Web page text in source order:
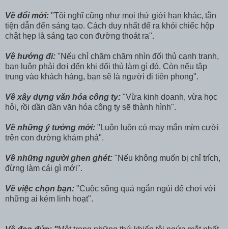
Về đổi mới: "Tôi nghĩ cũng như mọi thứ giới hạn khác, tằn
tiện dẫn đến sáng tạo. Cách duy nhất để ra khỏi chiếc hộp
chật hẹp là sáng tạo con đường thoát ra".
Về hướng đi: "Nếu chỉ chăm chăm nhìn đối thủ cạnh tranh,
bạn luôn phải đợi đến khi đối thủ làm gì đó. Còn nếu tập
trung vào khách hàng, bạn sẽ là người đi tiên phong".
Về xây dựng văn hóa công ty: "Vừa kinh doanh, vừa học
hỏi, rồi dần dần văn hóa công ty sẽ thành hình".
Về những ý tưởng mới: "Luôn luôn có may mắn mỉm cười
trên con đường khám phá".
Về những người ghen ghét: "Nếu không muốn bị chỉ trích,
đừng làm cái gì mới".
Về việc chọn bạn: "Cuộc sống quá ngắn ngủi để chơi với
những ai kém linh hoạt".